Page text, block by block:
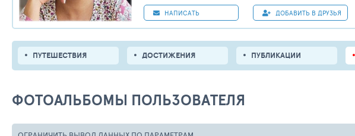
НАПИСАТЬ ДОБАВИТЬ В ДРУЗЬЯ
ПУТЕШЕСТВИЯ ДОСТИЖЕНИЯ ПУБЛИКАЦИИ
ФОТОАЛЬБОМЫ ПОЛЬЗОВАТЕЛЯ